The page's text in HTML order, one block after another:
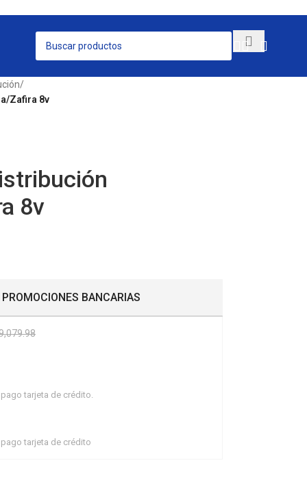
/
Zafira 8v
8v
BANCARIAS
tarjeta de crédito.
tarjeta de crédito